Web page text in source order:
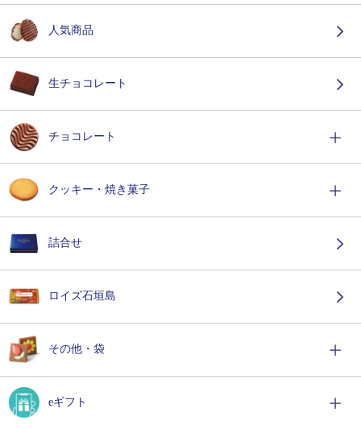
人気商品
生チョコレート
チョコレート
クッキー・焼き菓子
詰合せ
ロイズ石垣島
その他・袋
eギフト